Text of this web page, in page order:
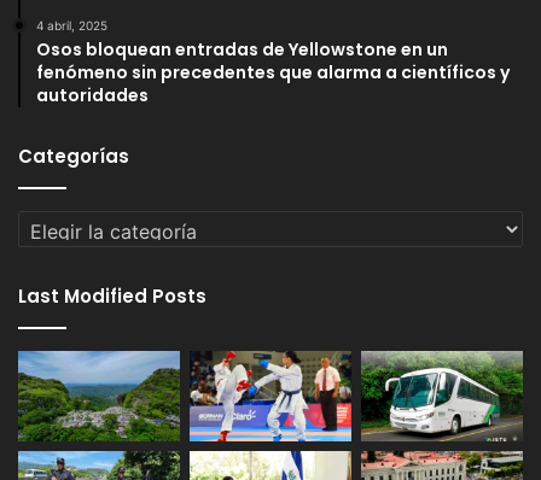
4 abril, 2025
Osos bloquean entradas de Yellowstone en un
fenómeno sin precedentes que alarma a científicos y
autoridades
Categorías
Categorías
Last Modified Posts